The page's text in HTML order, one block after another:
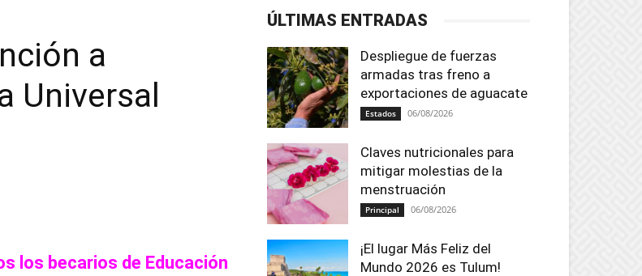
a
Universal
los becarios de Educación
ÚLTIMAS ENTRADAS
Despliegue de fuerzas
armadas tras freno a
exportaciones de aguacate
Estados 06/08/2026
Claves nutricionales para
mitigar molestias de la
menstruación
Principal 06/08/2026
¡El lugar Más Feliz del
Mundo 2026 es Tulum!